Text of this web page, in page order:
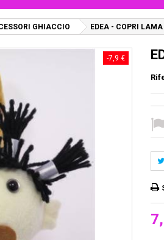
GHIACCIO EDEA - COPRI
-7,9 €